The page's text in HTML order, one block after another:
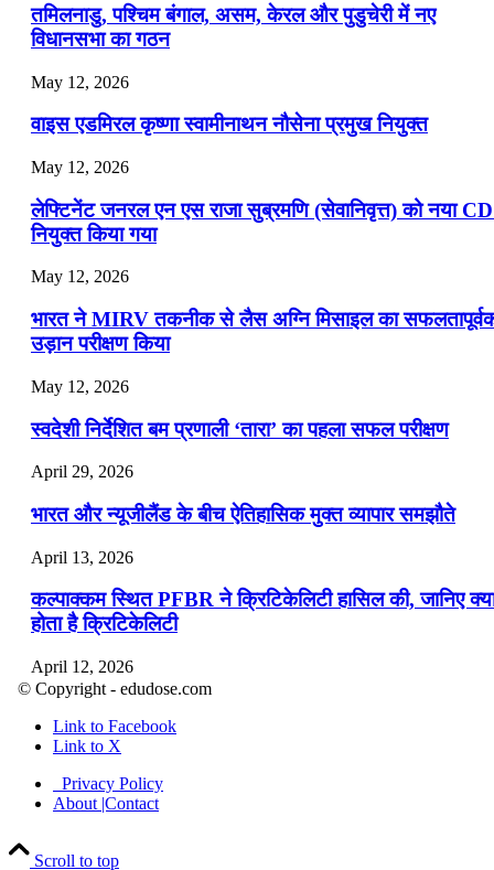
📝 डेली करेंट अफेयर्स: 13-15 जुलाई 2026
तमिलनाडु, पश्चिम बंगाल, असम, केरल और पुडुचेरी में नए
विधानसभा का गठन
May 12, 2026
वाइस एडमिरल कृष्णा स्वामीनाथन नौसेना प्रमुख नियुक्त
May 12, 2026
लेफ्टिनेंट जनरल एन एस राजा सुब्रमणि (सेवानिवृत्त) को नया
नियुक्त किया गया
May 12, 2026
भारत ने MIRV तकनीक से लैस अग्नि मिसाइल का
उड़ान परीक्षण किया
May 12, 2026
स्वदेशी निर्देशित बम प्रणाली ‘तारा’ का पहला सफल परीक्षण
April 29, 2026
भारत और न्यूजीलैंड के बीच ऐतिहासिक मुक्त व्यापार समझौते
April 13, 2026
कल्पाक्कम स्थित PFBR ने क्रिटिकेलिटी हासिल की, जानिए
होता है क्रिटिकेलिटी
April 12, 2026
April 9, 2026
नासा का आर्टेमिस-2 मिशन: मनुष्य एक बार फिर से चंद्रमा के
पहुंचा
April 7, 2026
© Copyright - edudose.com
Link to Facebook
Link to X
Privacy Policy
About |Contact
Scroll to top